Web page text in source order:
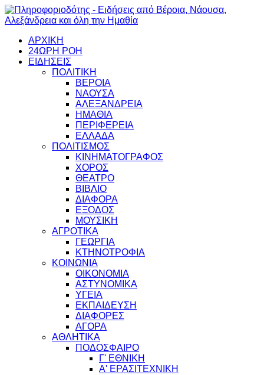
ΑΡΧΙΚΗ
24ΩΡΗ ΡΟΗ
ΕΙΔΗΣΕΙΣ
ΠΟΛΙΤΙΚΗ
ΒΕΡΟΙΑ
ΝΑΟΥΣΑ
ΑΛΕΞΑΝΔΡΕΙΑ
ΗΜΑΘΙΑ
ΠΕΡΙΦΕΡΕΙΑ
ΕΛΛΑΔΑ
ΠΟΛΙΤΙΣΜΟΣ
ΚΙΝΗΜΑΤΟΓΡΑΦΟΣ
ΧΟΡΟΣ
ΘΕΑΤΡΟ
ΒΙΒΛΙΟ
ΔΙΑΦΟΡΑ
ΕΞΟΔΟΣ
ΜΟΥΣΙΚΗ
ΑΓΡΟΤΙΚΑ
ΓΕΩΡΓΙΑ
ΚΤΗΝΟΤΡΟΦΙΑ
ΚΟΙΝΩΝΙΑ
ΟΙΚΟΝΟΜΙΑ
ΑΣΤΥΝΟΜΙΚΑ
ΥΓΕΙΑ
ΕΚΠΑΙΔΕΥΣΗ
ΔΙΑΦΟΡΕΣ
ΑΓΟΡΑ
ΑΘΛΗΤΙΚΑ
ΠΟΔΟΣΦΑΙΡΟ
Γ' ΕΘΝΙΚΗ
Α' ΕΡΑΣΙΤΕΧΝΙΚΗ